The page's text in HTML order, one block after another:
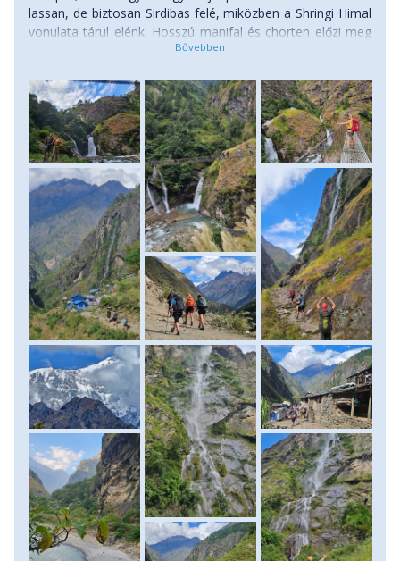
lassan, de biztosan Sirdibas felé, miközben a Shringi Himal
vonulata tárul elénk. Hosszú manifal és chorten előzi meg
a települést, amelyen áthaladva jónéhány vízimalmot
méretes függőhídon átkelve, meredek kapaszkodó után
érkezünk Philimbe. A helyiek többsége itt három nyelvet
beszél: a nepálit, a helyi dialektust és a tibetit, és jól
láthatjuk, ahogy a buddhista és hindu kultúra békésen él
egymás mellett. Itt ellenőrzik engedélyeinket, majd utána
már lankásabb terepen haladunk tovább. Látványos
vízesések szegélyezik mindkét oldalról a völgyet. Ma még
többször átkelünk függőhidakon a Budhi Gandaki folyón,
hol a jobb, hol a bal oldalán haladunk, mígnem elérjük
Chisapani apró települését, ahol a mai éjszakát töltjük.
Szállás: vendégház. (táv: 11-12 km, szint: 670 méter fel/360
méter le, menetidő: 5-6 óra)